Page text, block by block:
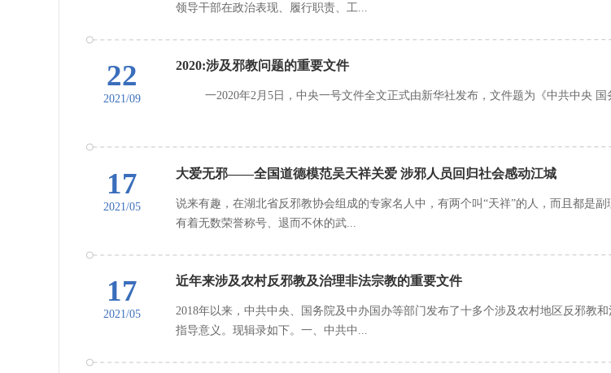
领导干部在政治表现、履行职责、工...
22
2021/09
2020:涉及邪教问题的重要文件
一2020年2月5日，中央一号文件全文正式由新华社发布，文件题为《中共中央 国
17
2021/05
大爱无邪——全国道德模范吴天祥关爱 涉邪人员回归社会感动江城
说来有趣，在湖北省反邪教协会组成的专家名人中，有两个叫“天祥”的人，而且都是
有着无数荣誉称号、退而不休的武...
17
2021/05
近年来涉及农村反邪教及治理非法宗教的重要文件
2018年以来，中共中央、国务院及中办国办等部门发布了十多个涉及农村地区反邪教
指导意义。现辑录如下。一、中共中...